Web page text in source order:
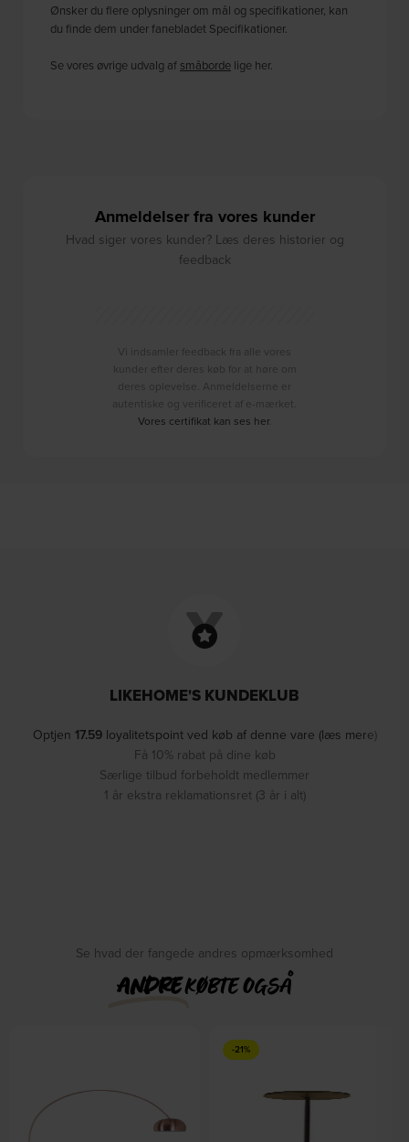
Ønsker du flere oplysninger om mål og specifikationer, kan
du finde dem under fanebladet Specifikationer.
Se vores øvrige udvalg af småborde lige her.
Anmeldelser fra vores kunder
Hvad siger vores kunder? Læs deres historier og
feedback
Vi indsamler feedback fra alle vores
kunder efter deres køb for at høre om
deres oplevelse. Anmeldelserne er
autentiske og verificeret af e-mærket.
Vores certifikat kan ses her.
LIKEHOME'S KUNDEKLUB
Optjen 17.59loyalitetspoint ved køb af denne vare (læs mere)
Få 10% rabat på dine køb
Særlige tilbud forbeholdt medlemmer
1 år ekstra reklamationsret (3 år i alt)
Se hvad der fangede andres opmærksomhed
ANDREKØBTE OGSÅ
-21%